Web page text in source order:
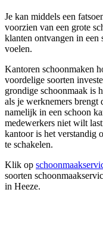
Je kan middels een
voorzien van een grote
klanten ontvangen in een
voelen.
Kantoren schoonmaken
voordelige soorten
grondige schoonmaak is
als je werknemers brengt
namelijk in een schoon
medewerkers niet wilt
kantoor is het verstandig
te schakelen.
Klik op
soorten
in Heeze.